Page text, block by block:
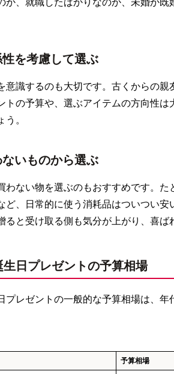
を考慮して選ぶ
意識するのも大切です。古くからの
トの予算や、選ぶアイテムの方向性
。
いものから選ぶ
わない物を選ぶのもおすすめです。
ど、日常的に使う消耗品はついつい
ると受け取る側も気分が上がり、喜ば
日プレゼントの予算相場
プレゼントの一般的な予算相場は、年
予算相場